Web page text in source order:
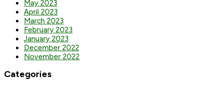
May 2023
April 2023
March 2023
February 2023
January 2023
December 2022
November 2022
Categories